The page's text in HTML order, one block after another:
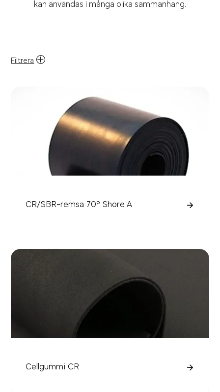
kan användas i många olika sammanhang.
Filtrera
CR/SBR-remsa 70° Shore A
Cellgummi CR